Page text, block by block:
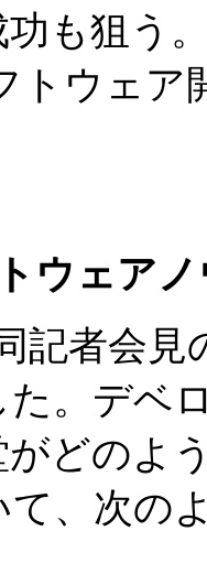
も狙う
トウェア
ウェア
記者会
。デベ
どのよ
、次の